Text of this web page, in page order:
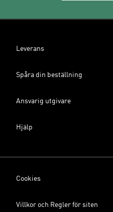
Leverans
Spåra din beställning
Ansvarig utgivare
Hjälp
Cookies
Villkor och Regler för siten